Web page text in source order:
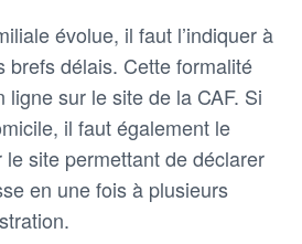
évolue, il faut l’indiquer à
brefs délais. Cette formalité
ligne sur le site de la CAF. Si
il faut également le
site permettant de déclarer
en une fois à plusieurs